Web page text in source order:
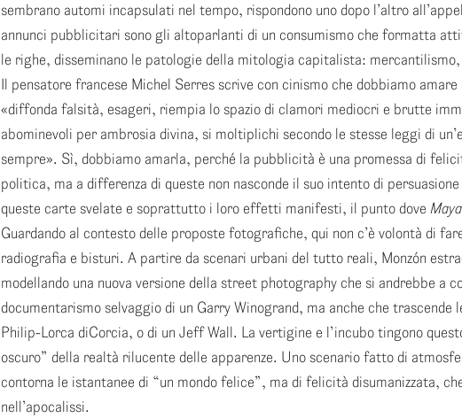
sembrano automi incapsulati nel tempo, rispondono uno dopo l’altro
annunci pubblicitari sono gli altoparlanti di un consumismo che formatta
le righe, disseminano le patologie della mitologia capitalista: mercantilismo,
Il pensatore francese Michel Serres scrive con cinismo che dobbiamo
«diffonda falsità, esageri, riempia lo spazio di clamori mediocri e brutte
abominevoli per ambrosia divina, si moltiplichi secondo le stesse leggi di
sempre». Sì, dobbiamo amarla, perché la pubblicità è una promessa di
politica, ma a differenza di queste non nasconde il suo intento di
queste carte svelate e soprattutto i loro effetti manifesti, il punto dove Maya
Guardando al contesto delle proposte fotografiche, qui non c’è volontà di
radiografia e bisturi. A partire da scenari urbani del tutto reali, Monzón
modellando una nuova versione della street photography che si andrebbe a
documentarismo selvaggio di un Garry Winogrand, ma anche che trascende
Philip-Lorca diCorcia, o di un Jeff Wall. La vertigine e l’incubo tingono
oscuro” della realtà rilucente delle apparenze. Uno scenario fatto di
contorna le istantanee di “un mondo felice”, ma di felicità disumanizzata,
nell’apocalissi.